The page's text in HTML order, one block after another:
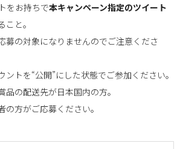
をお持ちで本キャンペーン指定のツイート
と。
募の対象になりませんのでご注意くださ
トを“公開”にした状態でご参加ください。
の配送先が日本国内の方。
方がご応募ください。